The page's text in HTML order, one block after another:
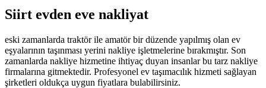
Siirt evden eve nakliyat
eski zamanlarda traktör ile amatör bir düzende yapılmış olan ev
eşyalarının taşınması yerini nakliye işletmelerine bırakmıştır. Son
zamanlarda nakliye hizmetine ihtiyaç duyan insanlar bu tarz nakliye
firmalarına gitmektedir. Profesyonel ev taşımacılık hizmeti sağlayan
şirketleri oldukça uygun fiyatlara bulabilirsiniz.